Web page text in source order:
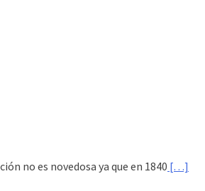
no es novedosa ya que en 1840 […]